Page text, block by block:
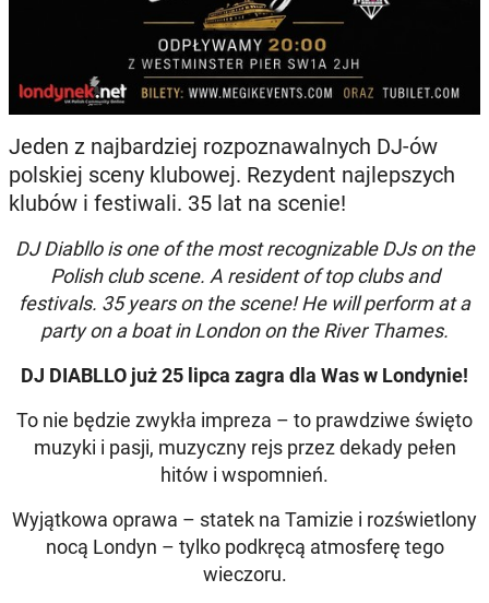
Jeden z najbardziej rozpoznawalnych DJ-ów
polskiej sceny klubowej. Rezydent najlepszych
klubów i festiwali. 35 lat na scenie!
DJ Diabllo is one of the most recognizable DJs on the
Polish club scene. A resident of top clubs and
festivals. 35 years on the scene! He will perform at a
party on a boat in London on the River Thames.
DJ DIABLLO już 25 lipca zagra dla Was w Londynie!
To nie będzie zwykła impreza – to prawdziwe święto
muzyki i pasji, muzyczny rejs przez dekady pełen
hitów i wspomnień.
Wyjątkowa oprawa – statek na Tamizie i rozświetlony
nocą Londyn – tylko podkręcą atmosferę tego
wieczoru.